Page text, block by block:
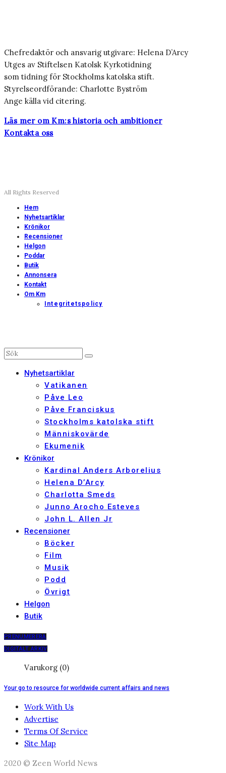
Chefredaktör och ansvarig utgivare: Helena D’Arcy
Utges av Stiftelsen Katolsk Kyrkotidning
som tidning för Stockholms katolska stift.
Styrelseordförande: Charlotte Byström
Ange källa vid citering.
Läs mer om Km:s historia och ambitioner
Kontakta oss
All Rights Reserved
Hem
Nyhetsartiklar
Krönikor
Recensioner
Helgon
Poddar
Butik
Annonsera
Kontakt
Om Km
Integritetspolicy
Nyhetsartiklar
Vatikanen
Påve Leo
Påve Franciskus
Stockholms katolska stift
Människovärde
Ekumenik
Krönikor
Kardinal Anders Arborelius
Helena D’Arcy
Charlotta Smeds
Junno Arocho Esteves
John L. Allen Jr
Recensioner
Böcker
Film
Musik
Podd
Övrigt
Helgon
Butik
PRENUMERERA
DIGITALT ARKIV
Varukorg (0)
Your go to resource for worldwide current affairs and news
Work With Us
Advertise
Terms Of Service
Site Map
2020 © Zeen World News